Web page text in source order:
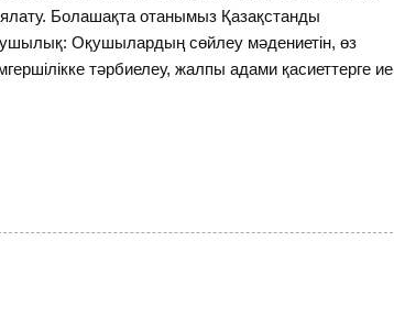
Болашақта отанымыз Қазақстанды
Оқушылардың сөйлеу мәдениетін, өз
тәрбиелеу, жалпы адами қасиеттерге ие